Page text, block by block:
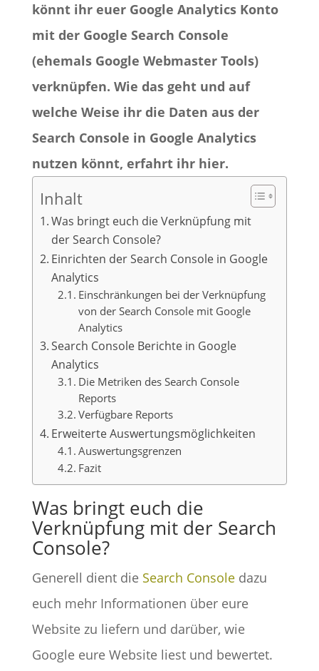
könnt ihr euer Google Analytics Konto
mit der Google Search Console
(ehemals Google Webmaster Tools)
verknüpfen. Wie das geht und auf
welche Weise ihr die Daten aus der
Search Console in Google Analytics
nutzen könnt, erfahrt ihr hier.
Inhalt
Was bringt euch die Verknüpfung mit
der Search Console?
Einrichten der Search Console in Google
Analytics
Einschränkungen bei der Verknüpfung
von der Search Console mit Google
Analytics
Search Console Berichte in Google
Analytics
Die Metriken des Search Console
Reports
Verfügbare Reports
Erweiterte Auswertungsmöglichkeiten
Auswertungsgrenzen
Fazit
Was bringt euch die
Verknüpfung mit der Search
Console?
Generell dient die Search Consoledazu
euch mehr Informationen über eure
Website zu liefern und darüber, wie
Google eure Website liest und bewertet.